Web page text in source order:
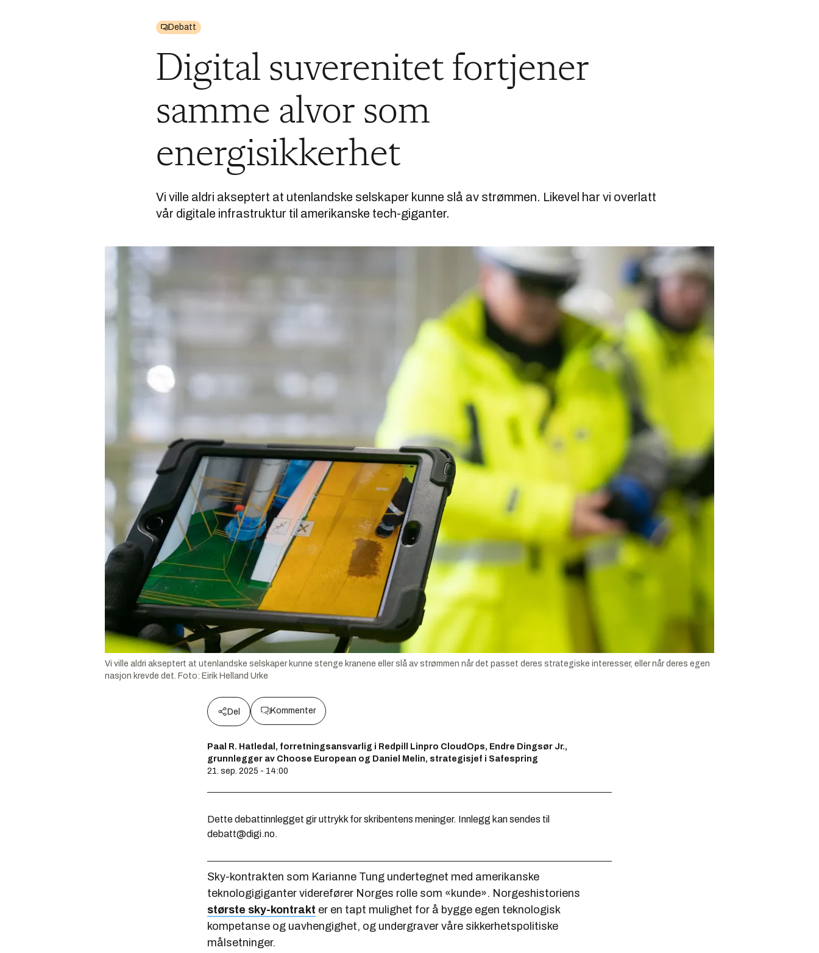
Debatt
Digital suverenitet fortjener
samme alvor som
energisikkerhet
Vi ville aldri akseptert at utenlandske selskaper kunne slå av strømmen. Likevel har vi overlatt
vår digitale infrastruktur til amerikanske tech-giganter.
Vi ville aldri akseptert at utenlandske selskaper kunne stenge kranene eller slå av strømmen når det passet deres strategiske interesser, eller når deres egen
nasjon krevde det. Foto: Eirik Helland Urke
Del Kommenter
Paal R. Hatledal, forretningsansvarlig i Redpill Linpro CloudOps, Endre Dingsør Jr.,
grunnlegger av Choose European og Daniel Melin, strategisjef i Safespring
21. sep. 2025 - 14:00
Dette debattinnlegget gir uttrykk for skribentens meninger. Innlegg kan sendes til
debatt@digi.no.
Sky-kontrakten som Karianne Tung undertegnet med amerikanske
teknologigiganter viderefører Norges rolle som «kunde». Norgeshistoriens
største sky-kontrakt er en tapt mulighet for å bygge egen teknologisk
kompetanse og uavhengighet, og undergraver våre sikkerhetspolitiske
målsetninger.